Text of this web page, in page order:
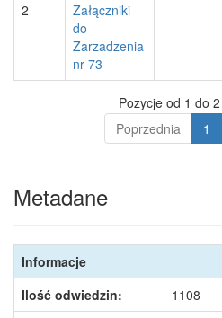
2
Załączniki
do
Zarzadzenia
nr 73
Pozycje od 1 do
Poprzednia
1
Metadane
Informacje
Ilość odwiedzin:
1108